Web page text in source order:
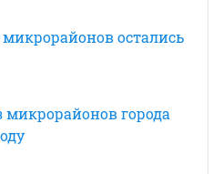
остались
микрорайонов города